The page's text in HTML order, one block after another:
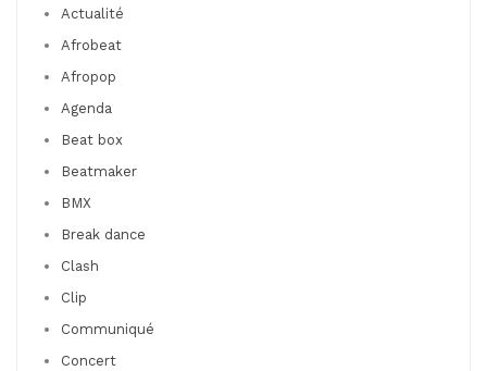
Actualité
Afrobeat
Afropop
Agenda
Beat box
Beatmaker
BMX
Break dance
Clash
Clip
Communiqué
Concert